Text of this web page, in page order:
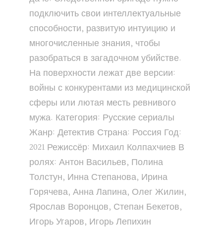
подключить свои интеллектуальные
способности, развитую интуицию и
многочисленные знания, чтобы
разобраться в загадочном убийстве.
На поверхности лежат две версии:
войны с конкурентами из медицинской
сферы или лютая месть ревнивого
мужа. Категория: Русские сериалы
Жанр: Детектив Страна: Россия Год:
2021 Режиссёр: Михаил Колпахчиев В
ролях: Антон Васильев, Полина
Толстун, Инна Степанова, Ирина
Горячева, Анна Лапина, Олег Жилин,
Ярослав Воронцов, Степан Бекетов,
Игорь Угаров, Игорь Лепихин